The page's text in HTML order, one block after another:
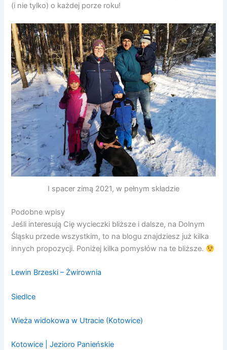
(i nie tylko) o każdej porze roku!
I spacer zimą 2021, w pełnym składzie
Podobne wpisy
Jeśli interesują Cię wycieczki bliższe i dalsze, na Dolnym
Śląsku przede wszystkim, to na blogu znajdziesz już kilka
innych propozycji. Poniżej kilka pomysłów na te bliższe.
Lewin Brzeski – Żwirownia
Siedlce
Wieża widokowa w Utracie (Kotowice)
Kotowice | Jezioro Panieńskie